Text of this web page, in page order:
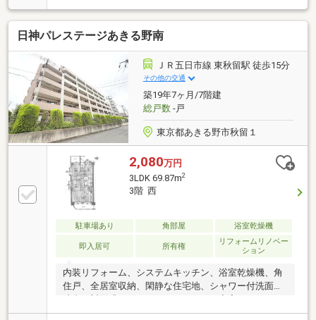
ー・約5帖洋室はLDと一体利用可能・浴室はゆったり
過ごせる1620サイズ・WIC等、収納豊富・プライベー
ト空間を確保できるアルコーブ付▼設備・トランクル
ーム(無償)・オートロック▼周辺環境・エコスTAIRAYA
拝島店 徒歩6分(約440m)・昭島市立拝島第三小学校 徒
歩6分(約470m)■ ご希望の住まい探しをお手伝いしま
す ━━━━━・・・物件の詳細・ご相談はお気軽にお
問い合わせください。
日神パレステージあきる野南
ＪＲ五日市線 東秋留駅 徒歩15分
その他の交通
築19年7ヶ月/7階建
総戸数-戸
東京都あきる野市秋留１
2,080万円
3LDK 69.87m2
3階 西
駐車場あり 角部屋 浴室乾燥機
即入居可 所有権
リフォームリノベー
ション
内装リフォーム、システムキッチン、浴室乾燥機、角
住戸、全居室収納、閑静な住宅地、シャワー付洗面化
ルコニー、２面以上バルコニー、オートバス、温水洗